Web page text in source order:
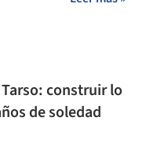
construir lo
de soledad